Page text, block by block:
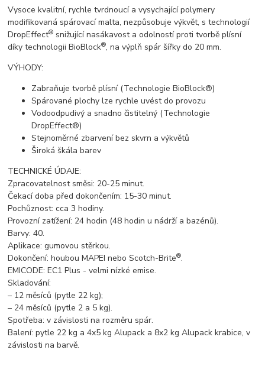
Vysoce kvalitní, rychle tvrdnoucí a vysychající polymery
modifikovaná spárovací malta, nezpůsobuje výkvět, s technologií
DropEffect® snižující nasákavost a odolností proti tvorbě plísní
díky technologii BioBlock®, na výplň spár šířky do 20 mm.
VÝHODY:
Zabraňuje tvorbě plísní (Technologie BioBlock®)
Spárované plochy lze rychle uvést do provozu
Vodoodpudivý a snadno čistitelný (Technologie
DropEffect®)
Stejnoměrné zbarvení bez skvrn a výkvětů
Široká škála barev
TECHNICKÉ ÚDAJE:
Zpracovatelnost směsi: 20-25 minut.
Čekací doba před dokončením: 15-30 minut.
Pochůznost: cca 3 hodiny.
Provozní zatížení: 24 hodin (48 hodin u nádrží a bazénů).
Barvy: 40.
Aplikace: gumovou stěrkou.
Dokončení: houbou MAPEI nebo Scotch-Brite®.
EMICODE: EC1 Plus - velmi nízké emise.
Skladování:
– 12 měsíců (pytle 22 kg);
– 24 měsíců (pytle 2 a 5 kg).
Spotřeba: v závislosti na rozměru spár.
Balení: pytle 22 kg a 4x5 kg Alupack a 8x2 kg Alupack krabice, v
závislosti na barvě.